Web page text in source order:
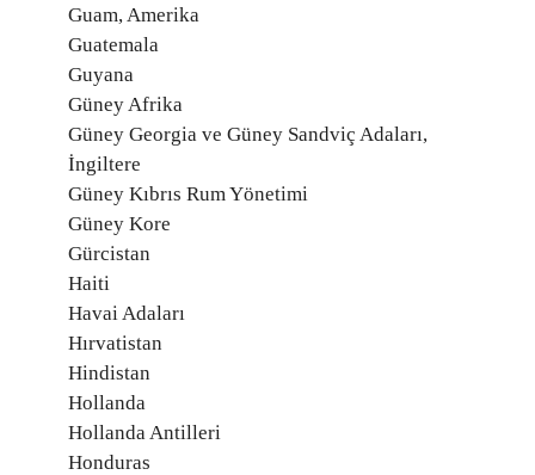
Guam, Amerika
Guatemala
Guyana
Güney Afrika
Güney Georgia ve Güney Sandviç Adaları,
İngiltere
Güney Kıbrıs Rum Yönetimi
Güney Kore
Gürcistan
Haiti
Havai Adaları
Hırvatistan
Hindistan
Hollanda
Hollanda Antilleri
Honduras